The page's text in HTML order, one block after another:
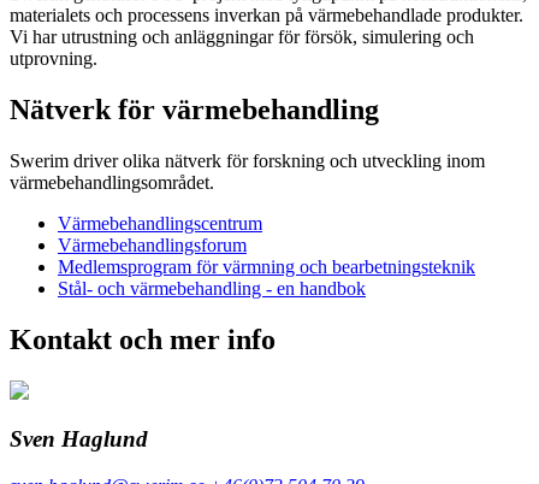
materialets och processens inverkan på värmebehandlade produkter.
Vi har utrustning och anläggningar för försök, simulering och
utprovning.
Nätverk för värmebehandling
Swerim driver olika nätverk för forskning och utveckling inom
värmebehandlingsområdet.
Värmebehandlingscentrum
Värmebehandlingsforum
Medlemsprogram för värmning och bearbetningsteknik
Stål- och värmebehandling - en handbok
Kontakt och mer info
Sven Haglund